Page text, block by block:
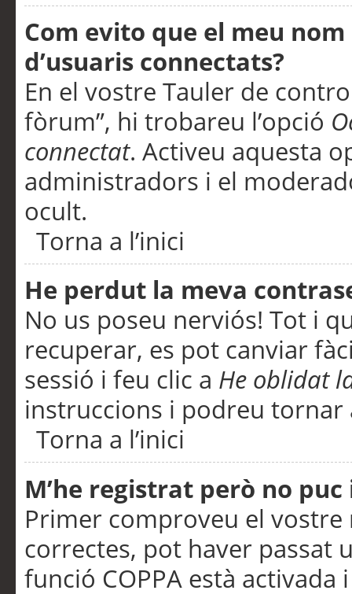
Com evito que el meu
d’usuaris connectats?
En el vostre Tauler de
fòrum”, hi trobareu l’opció
connectat. Activeu aquesta
administradors i el
ocult.
Torna a l’inici
He perdut la meva
No us poseu nerviós! Tot i
recuperar, es pot canviar
sessió i feu clic a He oblidat
instruccions i podreu tornar
Torna a l’inici
M’he registrat però no
Primer comproveu el vostre
correctes, pot haver passat
funció COPPA està